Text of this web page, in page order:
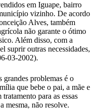
em Iguape, bairro
vizinho. De acordo
Alves, também
não garante o ótimo
Além disso, com a
suprir outras necessidades,
03-2002).
grandes problemas é o
que bebe o pai, a mãe e
para as essas
mesma, não resolve.